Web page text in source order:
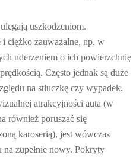
uszkodzeniom.
ciężko zauważalne, np. w
uderzeniem o ich powierzchnię
Często jednak są duże
na stłuczkę czy wypadek.
atrakcyjności auta (w
również poruszać się
karoserią), jest wówczas
zupełnie nowy. Pokryty